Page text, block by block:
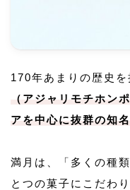
170年あまりの歴史を
（アジャリモチホン
アを中心に抜群の知
満月は、「多くの種
とつの菓子にこだわ